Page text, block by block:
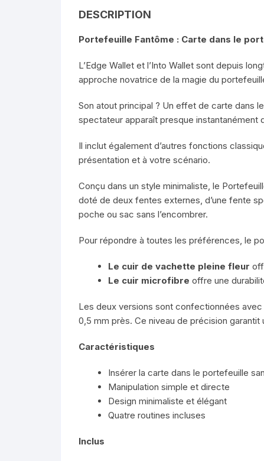
DESCRIPTION
Portefeuille Fantôme : Carte dans le
L’Edge Wallet et l’Into Wallet sont depuis
approche novatrice de la magie du
Son atout principal ? Un effet de carte dans
spectateur apparaît presque instantanément
Il inclut également d’autres fonctions
présentation et à votre scénario.
Conçu dans un style minimaliste, le
doté de deux fentes externes, d’une fente
poche ou sac sans l’encombrer.
Pour répondre à toutes les préférences, le
Le cuir de vachette pleine fleur
Le cuir microfibre offre une
Les deux versions sont confectionnées
0,5 mm près. Ce niveau de précision
Caractéristiques
Insérer la carte dans le portefeuille
Manipulation simple et directe
Design minimaliste et élégant
Quatre routines incluses
Inclus